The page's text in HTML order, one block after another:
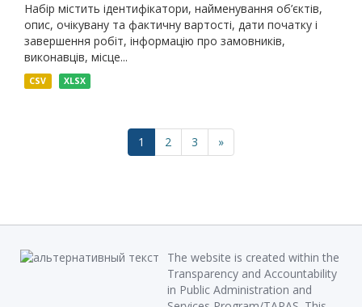
Набір містить ідентифікатори, найменування об’єктів,
опис, очікувану та фактичну вартості, дати початку і
завершення робіт, інформацію про замовників,
виконавців, місце...
CSV XLSX
1 2 3 »
The website is created within the
Transparency and Accountability
in Public Administration and